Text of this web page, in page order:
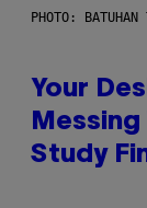
PHOTO:
Your
Study